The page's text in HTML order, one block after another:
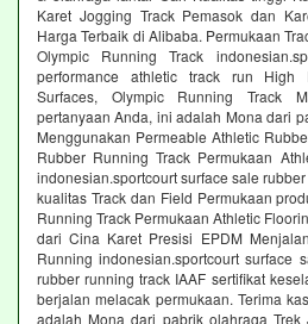
Karet Jogging Track Pemasok dan
Harga Terbaik di Alibaba. Permukaan
Olympic Running Track
performance athletic track run High
Surfaces, Olympic Running Track
pertanyaan Anda, ini adalah Mona dari
Menggunakan Permeable Athletic
Rubber Running Track Permukaan
indonesian.sportcourt surface sale
kualitas Track dan Field Permukaan
Running Track Permukaan Athletic
dari Cina Karet Presisi EPDM
Running indonesian.sportcourt surface
rubber running track IAAF sertifikat
berjalan melacak permukaan. Terima
adalah Mona dari pabrik olahraga Trek